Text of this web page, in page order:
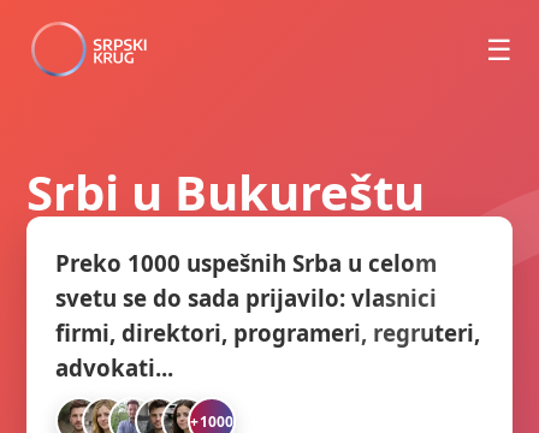
☰
Srbi u Bukureštu
Preko 1000 uspešnih Srba u celom
svetu se do sada prijavilo: vlasnici
firmi, direktori, programeri, regruteri,
advokati...
+1000